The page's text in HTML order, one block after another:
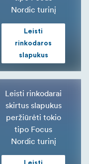
Nordic turinį
Leisti
rinkodaros
slapukus
Leisti rinkodarai
skirtus slapukus
peržiūrėti tokio
tipo Focus
Nordic turinį